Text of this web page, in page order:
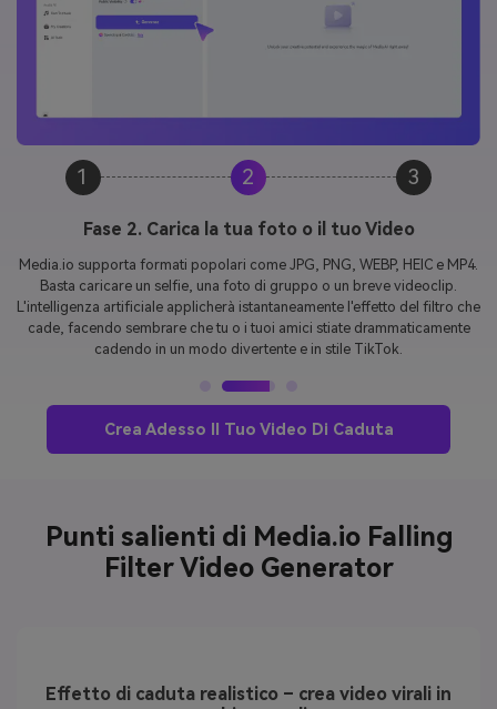
1 2 3
Fase 3. Genera e scarica il tuo Falling Filter Video
In pochi secondi, il tuo video sarà pronto in un formato verticale,
perfetto per TikTok, Instagram Reels e YouTube Shorts. Basta scaricare,
condividere e unirsi alTendenza del filtro in caduta viralePer
sorprendere il tuo pubblico e aumentare il coinvolgimento. /p>
Crea Adesso Il Tuo Video Di Caduta
Filter Video Generator
pochi secondi